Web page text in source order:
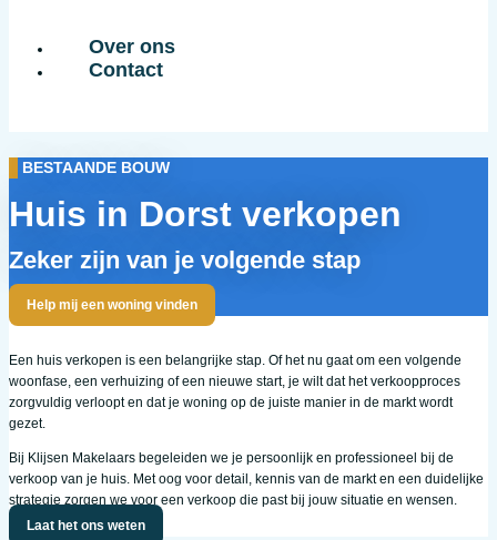
Over ons
Contact
BESTAANDE BOUW
Huis in Dorst verkopen
Zeker zijn van je volgende stap
Help mij een woning vinden
Een huis verkopen is een belangrijke stap. Of het nu gaat om een volgende
woonfase, een verhuizing of een nieuwe start, je wilt dat het verkoopproces
zorgvuldig verloopt en dat je woning op de juiste manier in de markt wordt
gezet.
Bij Klijsen Makelaars begeleiden we je persoonlijk en professioneel bij de
verkoop van je huis. Met oog voor detail, kennis van de markt en een duidelijke
strategie zorgen we voor een verkoop die past bij jouw situatie en wensen.
Laat het ons weten